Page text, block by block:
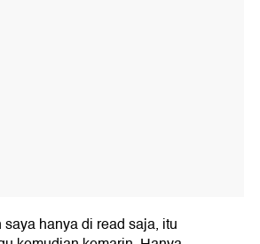
hanya di read saja, itu